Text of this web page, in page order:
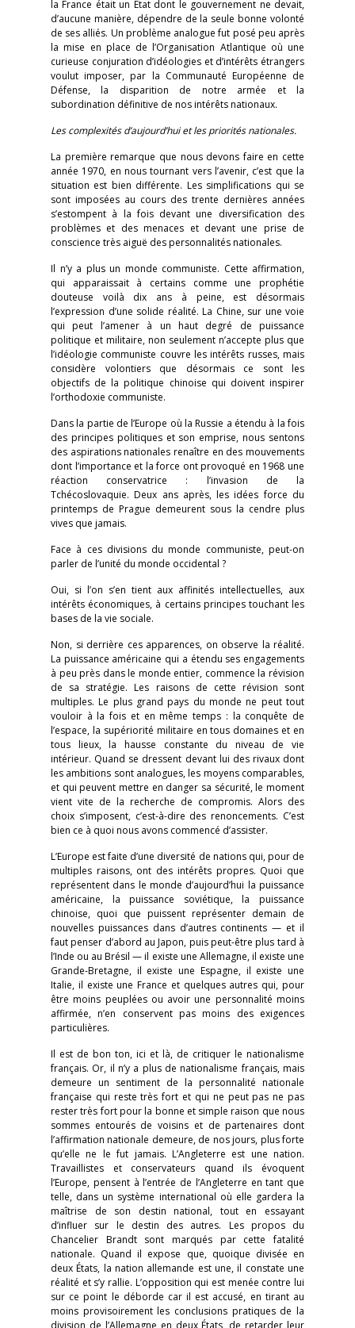
la France était un État dont le gouvernement ne devait,
d’aucune manière, dépendre de la seule bonne volonté
de ses alliés. Un problème analogue fut posé peu après
la mise en place de l’Organisation Atlantique où une
curieuse conjuration d’idéologies et d’intérêts étrangers
voulut imposer, par la Communauté Européenne de
Défense, la disparition de notre armée et la
subordination définitive de nos intérêts nationaux.
Les complexités d’aujourd’hui et les priorités nationales.
La première remarque que nous devons faire en cette
année 1970, en nous tournant vers l’avenir, c’est que la
situation est bien différente. Les simplifications qui se
sont imposées au cours des trente dernières années
s’estompent à la fois devant une diversification des
problèmes et des menaces et devant une prise de
conscience très aiguë des personnalités nationales.
Il n’y a plus un monde communiste. Cette affirmation,
qui apparaissait à certains comme une prophétie
douteuse voilà dix ans à peine, est désormais
l’expression d’une solide réalité. La Chine, sur une voie
qui peut l’amener à un haut degré de puissance
politique et militaire, non seulement n’accepte plus que
l’idéologie communiste couvre les intérêts russes, mais
considère volontiers que désormais ce sont les
objectifs de la politique chinoise qui doivent inspirer
l’orthodoxie communiste.
Dans la partie de l’Europe où la Russie a étendu à la fois
des principes politiques et son emprise, nous sentons
des aspirations nationales renaître en des mouvements
dont l’importance et la force ont provoqué en 1968 une
réaction conservatrice : l’invasion de la
Tchécoslovaquie. Deux ans après, les idées force du
printemps de Prague demeurent sous la cendre plus
vives que jamais.
Face à ces divisions du monde communiste, peut-on
parler de l’unité du monde occidental ?
Oui, si l’on s’en tient aux affinités intellectuelles, aux
intérêts économiques, à certains principes touchant les
bases de la vie sociale.
Non, si derrière ces apparences, on observe la réalité.
La puissance américaine qui a étendu ses engagements
à peu près dans le monde entier, commence la révision
de sa stratégie. Les raisons de cette révision sont
multiples. Le plus grand pays du monde ne peut tout
vouloir à la fois et en même temps : la conquête de
l’espace, la supériorité militaire en tous domaines et en
tous lieux, la hausse constante du niveau de vie
intérieur. Quand se dressent devant lui des rivaux dont
les ambitions sont analogues, les moyens comparables,
et qui peuvent mettre en danger sa sécurité, le moment
vient vite de la recherche de compromis. Alors des
choix s’imposent, c’est-à-dire des renoncements. C’est
bien ce à quoi nous avons commencé d’assister.
L’Europe est faite d’une diversité de nations qui, pour de
multiples raisons, ont des intérêts propres. Quoi que
représentent dans le monde d’aujourd’hui la puissance
américaine, la puissance soviétique, la puissance
chinoise, quoi que puissent représenter demain de
nouvelles puissances dans d’autres continents — et il
faut penser d’abord au Japon, puis peut-être plus tard à
l’Inde ou au Brésil — il existe une Allemagne, il existe une
Grande-Bretagne, il existe une Espagne, il existe une
Italie, il existe une France et quelques autres qui, pour
être moins peuplées ou avoir une personnalité moins
affirmée, n’en conservent pas moins des exigences
particulières.
Il est de bon ton, ici et là, de critiquer le nationalisme
français. Or, il n’y a plus de nationalisme français, mais
demeure un sentiment de la personnalité nationale
française qui reste très fort et qui ne peut pas ne pas
rester très fort pour la bonne et simple raison que nous
sommes entourés de voisins et de partenaires dont
l’affirmation nationale demeure, de nos jours, plus forte
qu’elle ne le fut jamais. L’Angleterre est une nation.
Travaillistes et conservateurs quand ils évoquent
l’Europe, pensent à l’entrée de l’Angleterre en tant que
telle, dans un système international où elle gardera la
maîtrise de son destin national, tout en essayant
d’influer sur le destin des autres. Les propos du
Chancelier Brandt sont marqués par cette fatalité
nationale. Quand il expose que, quoique divisée en
deux États, la nation allemande est une, il constate une
réalité et s’y rallie. L’opposition qui est menée contre lui
sur ce point le déborde car il est accusé, en tirant au
moins provisoirement les conclusions pratiques de la
division de l’Allemagne en deux États, de retarder leur